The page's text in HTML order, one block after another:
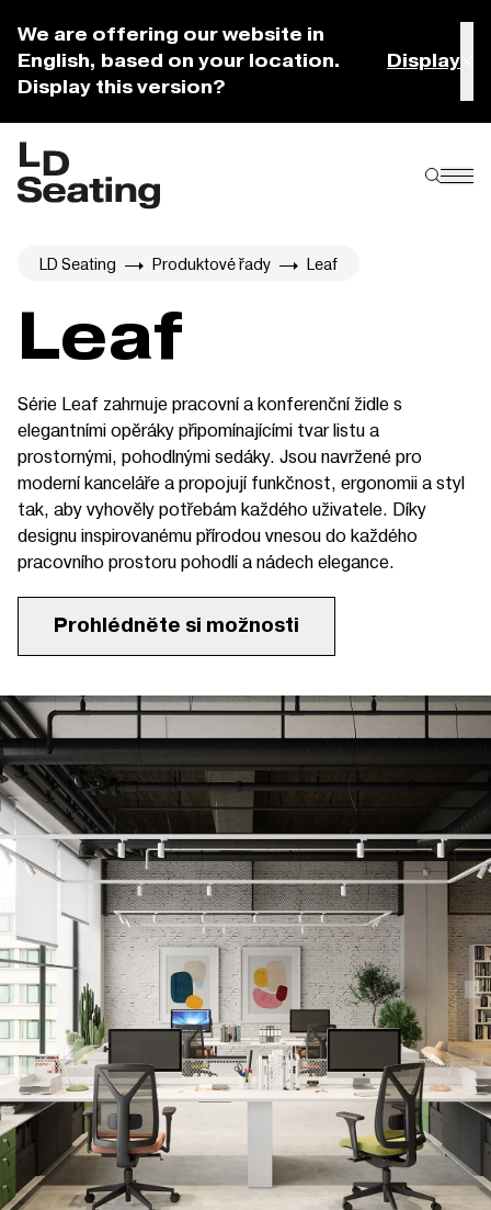
We are offering our website in
English, based on your location.
Display this version?
Display
LD Seating Produktové řady Leaf
Leaf
Série Leaf zahrnuje pracovní a konferenční židle s
elegantními opěráky připomínajícími tvar listu a
prostornými, pohodlnými sedáky. Jsou navržené pro
moderní kanceláře a propojují funkčnost, ergonomii a styl
tak, aby vyhověly potřebám každého uživatele. Díky
designu inspirovanému přírodou vnesou do každého
pracovního prostoru pohodlí a nádech elegance.
Prohlédněte si možnosti